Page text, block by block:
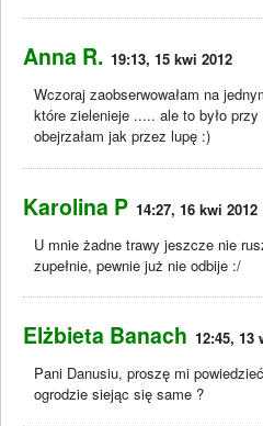
Anna R. 19:13, 15 kwi 2012
Wczoraj zaobserwowałam na
które zielenieje ..... ale to było
obejrzałam jak przez lupę :)
Karolina P 14:27, 16 kwi 2012
U mnie żadne trawy jeszcze nie
zupełnie, pewnie już nie odbije :/
Elżbieta Banach 12:45, 13
Pani Danusiu, proszę mi
ogrodzie siejąc się same ?